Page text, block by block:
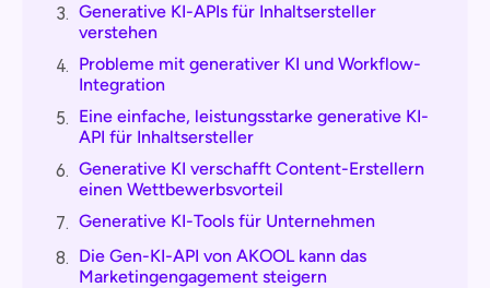
3. Generative KI-APIs für Inhaltsersteller
verstehen
4. Probleme mit generativer KI und Workflow-
Integration
5. Eine einfache, leistungsstarke generative KI-
API für Inhaltsersteller
6. Generative KI verschafft Content-Erstellern
einen Wettbewerbsvorteil
7. Generative KI-Tools für Unternehmen
8. Die Gen-KI-API von AKOOL kann das
Marketingengagement steigern